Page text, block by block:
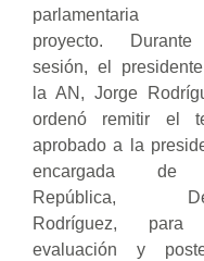
parlamentaria
proyecto.
sesión, el
la AN, Jorge
ordenó remitir el
aprobado a la
encargada
República,
Rodríguez, para
evaluación y